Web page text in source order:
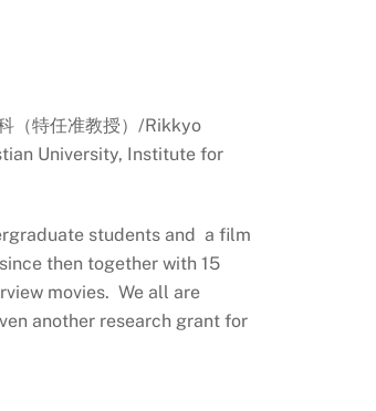
（特任准教授）/Rikkyo
University, Institute for
students and a film
then together with 15
movies. We all are
another research grant for